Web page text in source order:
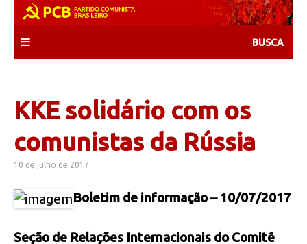
content
KKE solidário com os
comunistas da Rússia
10 de julho de 2017
Boletim de informação – 10/07/2017
Seção de Relações Internacionais do Comitê